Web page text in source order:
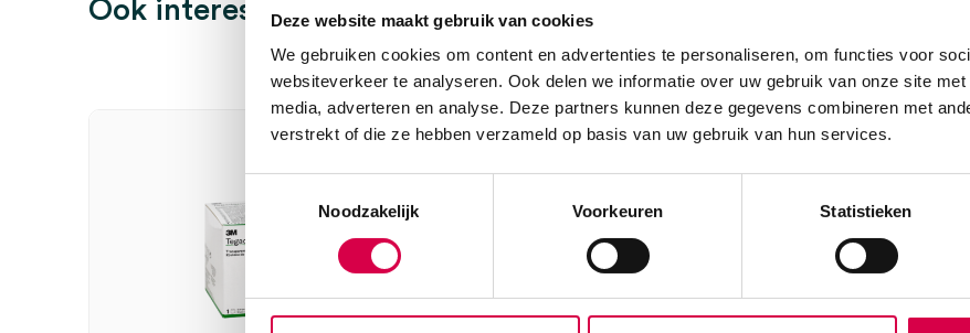
Deze website maakt gebruik van cookies
We gebruiken cookies om content en advertenties te personaliseren, om functies voor
websiteverkeer te analyseren. Ook delen we informatie over uw gebruik van onze site
media, adverteren en analyse. Deze partners kunnen deze gegevens combineren met
verstrekt of die ze hebben verzameld op basis van uw gebruik van hun services.
Noodzakelijk
Voorkeuren Statistieken
Wees de eerste om “3M™ Tegaderm™ Transparent Film Dressing met
aanbrengkader, 6cm x 7cm (5)” te beoordelen
om een beoordeling te plaatsen.
Ook interessant